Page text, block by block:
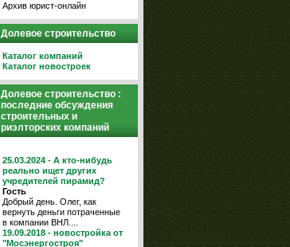
Архив юрист-онлайн
Долевое строительство
Каталог компаний
Каталог новостроек
Долевое строительство :
последние обсуждения
строительных и
риэлторских компаний
25.03.2024 - А кто-нибудь
реально ищет других
учредителей пирамид?
Гость
Добрый день. Олег, как
вернуть деньги потраченные
в компании ВНЛ....
19.09.2018 - новостройка от
"Мосэнергостроя"